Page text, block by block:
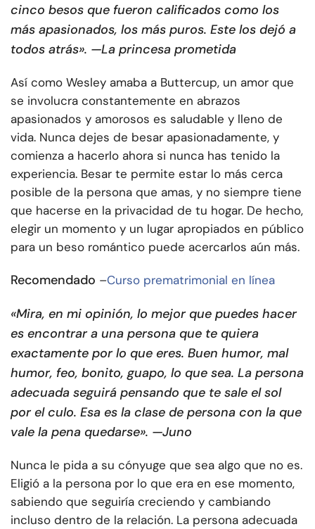
cinco besos que fueron calificados como los
más apasionados, los más puros. Este los dejó a
todos atrás». —La princesa prometida
Así como Wesley amaba a Buttercup, un amor que
se involucra constantemente en abrazos
apasionados y amorosos es saludable y lleno de
vida. Nunca dejes de besar apasionadamente, y
comienza a hacerlo ahora si nunca has tenido la
experiencia. Besar te permite estar lo más cerca
posible de la persona que amas, y no siempre tiene
que hacerse en la privacidad de tu hogar. De hecho,
elegir un momento y un lugar apropiados en público
para un beso romántico puede acercarlos aún más.
Recomendado –Curso prematrimonial en línea
«Mira, en mi opinión, lo mejor que puedes hacer
es encontrar a una persona que te quiera
exactamente por lo que eres. Buen humor, mal
humor, feo, bonito, guapo, lo que sea. La persona
adecuada seguirá pensando que te sale el sol
por el culo. Esa es la clase de persona con la que
vale la pena quedarse». —Juno
Nunca le pida a su cónyuge que sea algo que no es.
Eligió a la persona por lo que era en ese momento,
sabiendo que seguiría creciendo y cambiando
incluso dentro de la relación. La persona adecuada